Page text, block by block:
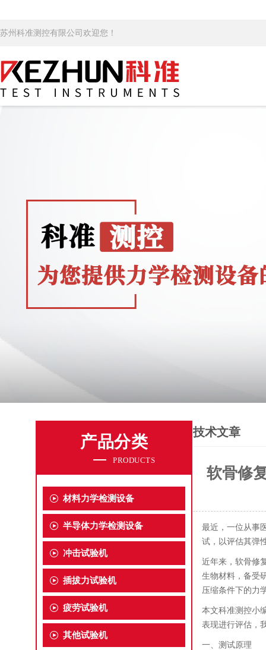
苏州科准测控有限公司欢迎您！
产品分类
PRODUCTS
材料力学检测设备
半导体力学检测设备
冲击试验机
插拔力试验机
疲劳试验机
其他试验机
技术文章
软骨修
最近，一位从事
试，以评估其弹
近年来，软骨修
生物材料，备受
压缩条件下的力
本文科准测控小
表现进行评估，
一、测试原理